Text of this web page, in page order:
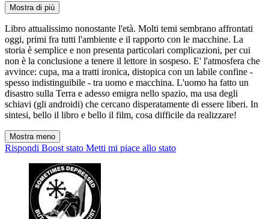
Mostra di più
Libro attualissimo nonostante l'età. Molti temi sembrano affrontati
oggi, primi fra tutti l'ambiente e il rapporto con le macchine. La
storia è semplice e non presenta particolari complicazioni, per cui
non è la conclusione a tenere il lettore in sospeso. E' l'atmosfera che
avvince: cupa, ma a tratti ironica, distopica con un labile confine -
spesso indistinguibile - tra uomo e macchina. L'uomo ha fatto un
disastro sulla Terra e adesso emigra nello spazio, ma usa degli
schiavi (gli androidi) che cercano disperatamente di essere liberi. In
sintesi, bello il libro e bello il film, cosa difficile da realizzare!
Mostra meno
Rispondi Boost stato Metti mi piace allo stato